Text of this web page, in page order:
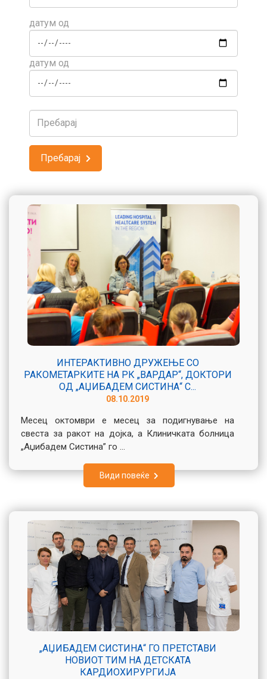
датум од
датум од
Пребарај
ИНТЕРАКТИВНО ДРУЖЕЊЕ СО
РАКОМЕТАРКИТЕ НА РК „ВАРДАР“, ДОКТОРИ
ОД „АЏИБАДЕМ СИСТИНА“ С...
08.10.2019
Месец октомври е месец за подигнување на
свеста за ракот на дојка, а Клиничката болница
„Аџибадем Систина” го ...
Види повеќе
„АЏИБАДЕМ СИСТИНА“ ГО ПРЕТСТАВИ
НОВИОТ ТИМ НА ДЕТСКАТА
КАРДИОХИРУРГИЈА